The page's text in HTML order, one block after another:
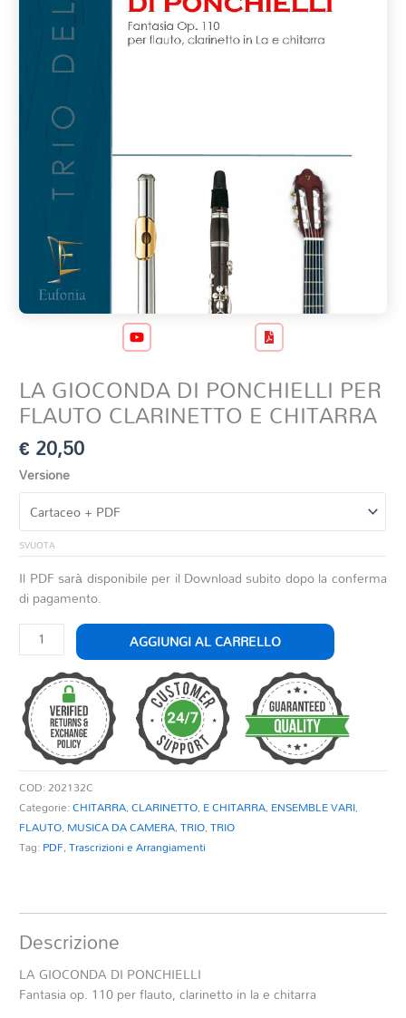
LA GIOCONDA DI PONCHIELLI PER
FLAUTO CLARINETTO E CHITARRA
€20,50
Versione
SVUOTA
Il PDF sarà disponibile per il Download subito dopo la conferma
di pagamento.
LA
GIOCONDA
PONCHIELLI
PER
FLAUTO
CLARINETTO
E
CHITARRA
quantità
AGGIUNGI AL CARRELLO
COD:202132C
Categorie:CHITARRA,CLARINETTO, E CHITARRA, ENSEMBLE VARI,
FLAUTO, MUSICA DA CAMERA,TRIO,TRIO
Tag: PDF,Trascrizioni e Arrangiamenti
Descrizione
LA GIOCONDA DI PONCHIELLI
Fantasia op. 110 per flauto, clarinetto in la e chitarra